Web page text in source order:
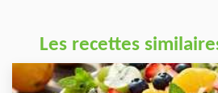
Les recettes